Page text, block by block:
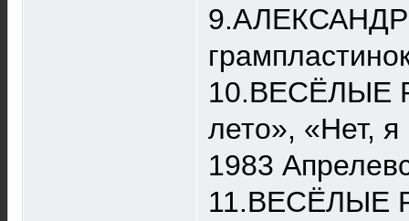
9.АЛЕКСАНДР
10.ВЕСЁЛЫЕ
лето», «Нет,
1983
11.ВЕСЁЛЫЕ